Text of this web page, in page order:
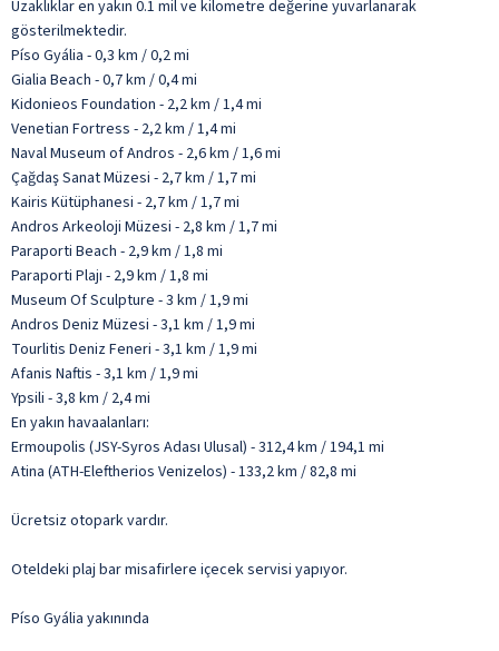
Uzaklıklar en yakın 0.1 mil ve kilometre değerine yuvarlanarak
gösterilmektedir.
Píso Gyália - 0,3 km / 0,2 mi
Gialia Beach - 0,7 km / 0,4 mi
Kidonieos Foundation - 2,2 km / 1,4 mi
Venetian Fortress - 2,2 km / 1,4 mi
Naval Museum of Andros - 2,6 km / 1,6 mi
Çağdaş Sanat Müzesi - 2,7 km / 1,7 mi
Kairis Kütüphanesi - 2,7 km / 1,7 mi
Andros Arkeoloji Müzesi - 2,8 km / 1,7 mi
Paraporti Beach - 2,9 km / 1,8 mi
Paraporti Plajı - 2,9 km / 1,8 mi
Museum Of Sculpture - 3 km / 1,9 mi
Andros Deniz Müzesi - 3,1 km / 1,9 mi
Tourlitis Deniz Feneri - 3,1 km / 1,9 mi
Afanis Naftis - 3,1 km / 1,9 mi
Ypsili - 3,8 km / 2,4 mi
En yakın havaalanları:
Ermoupolis (JSY-Syros Adası Ulusal) - 312,4 km / 194,1 mi
Atina (ATH-Eleftherios Venizelos) - 133,2 km / 82,8 mi
Ücretsiz otopark vardır.
Oteldeki plaj bar misafirlere içecek servisi yapıyor.
Píso Gyália yakınında